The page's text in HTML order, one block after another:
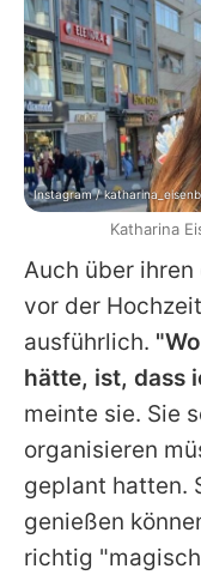
Auch über
vor der
ausführlich.
hätte, ist, dass
meinte sie. Sie
organisieren
geplant hatten.
genießen
richtig
Instagram /
Katharina